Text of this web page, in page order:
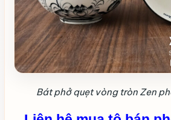
Bát phở quẹt vòng tròn Zen